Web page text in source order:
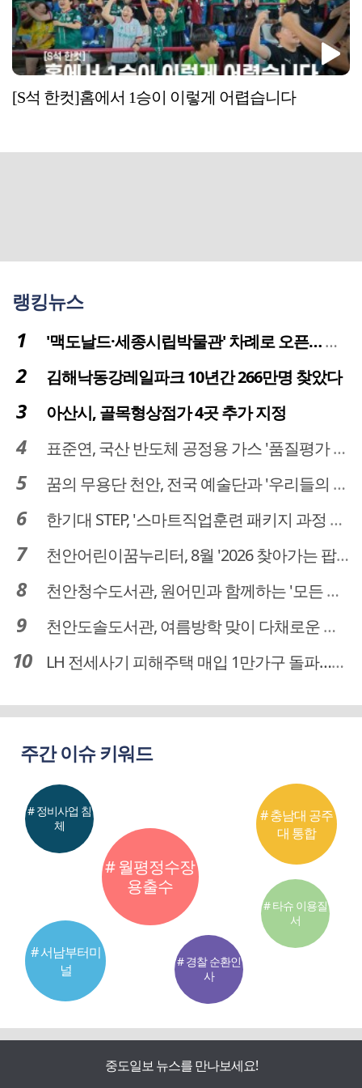
[S석 한컷]홈에서 1승이 이렇게 어렵습니다
랭킹뉴스
'맥도날드·세종시립박물관' 차례로 오픈… 고운동 정주여건 좋아진다
김해낙동강레일파크 10년간 266만명 찾았다
아산시, 골목형상점가 4곳 추가 지정
표준연, 국산 반도체 공정용 가스 '품질평가 체계' 구축
꿈의 무용단 천안, 전국 예술단과 '우리들의 하모니' 선보여
한기대 STEP, '스마트직업훈련 패키지 과정 3기' 모집
천안어린이꿈누리터, 8월 '2026 찾아가는 팝업놀이터' 운영
천안청수도서관, 원어민과 함께하는 '모든 영어 모든 독서' 운영
천안도솔도서관, 여름방학 맞이 다채로운 독서문화 프로그램 운영
LH 전세사기 피해주택 매입 1만가구 돌파…피해 인정도 4만건 넘어
주간 이슈 키워드
# 월평정수장
용출수
# 서남부터미
널
# 충남대 공주
대 통합
# 정비사업 침
체
# 경찰 순환인
사
# 타슈 이용질
서
중도일보 뉴스를 만나보세요!